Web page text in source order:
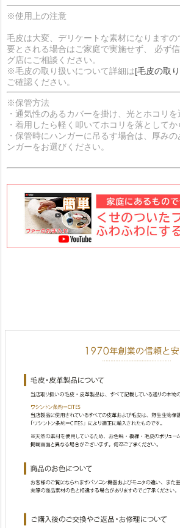
※使用上の注意
毛皮は大変、デリケートな素材になります
要とされる場合はご家庭で実施せず、 必ず
グ店にご相談ください。
※毛皮の取り扱いについて詳細は[毛皮の取
ご確認ください。
※保管方法
・通気性のあるカバーを掛け、光とホコリを
・着用したら軽く叩いてホコリを落としてか
・保管時にハンガーに吊るす場合は、厚み
ンガーをお選びください。